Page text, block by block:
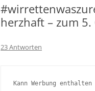
herzhaft – zum
23 Antworten
Kann Werbung enthalten